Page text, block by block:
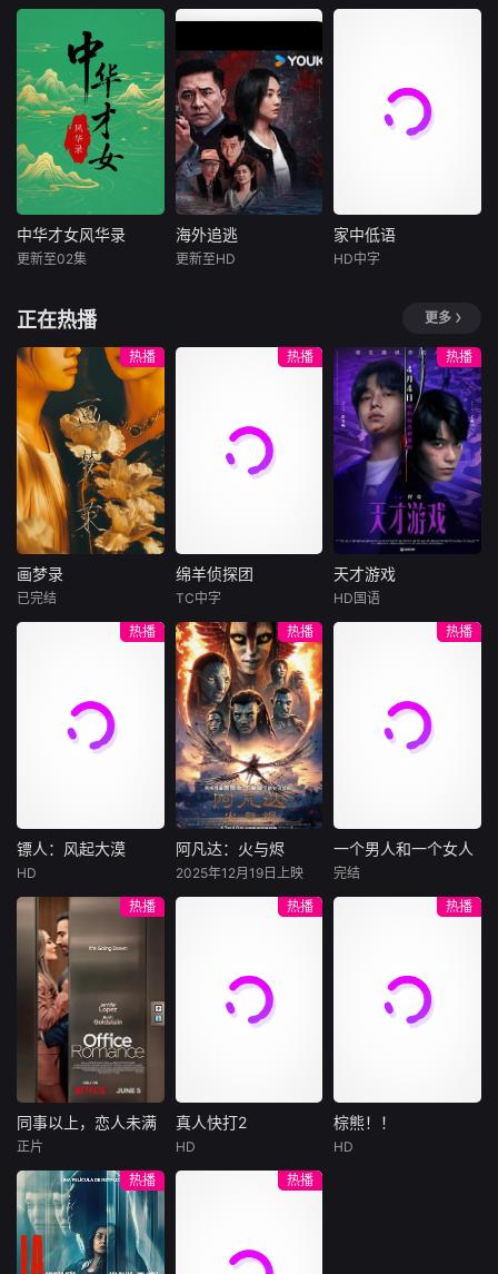
镇？巴尔的摩大桥
警？贝鲁特港口27
50吨硝酸铵，又为
何最终引发惊天爆
炸？节目以紧张如
灾难大片般的叙
事，逐层
令人扼腕的历史。
届亚洲国际青年电
影展
业求职后，他们选
择了逃离。从都市
到县城再到无人
区。这是一部关于
青年成长的故事，
当他们面对婚姻，
家庭，事业的时
候，他们依旧像没
有长大的孩子。可
时间不会听你解
释，它已经熟练的
将你送入人生的另
一般，指责对方的
奇闻大揭秘，社会
冷知识科普。
列夫的动画形象为
串联，带领观众了
解元素发现的历
史；认识对于宇宙
和我们最为重要的
氢、氧、碳、氮元
素；领略有毒元素
的威力以及它们的
功用；最活跃和最
不活跃的金属、非
天才，是冷兵器时
代最锋利的刃，是
君王手中最沉重的
上撑起了将倾的天
穹。然而，当硝烟
中华才女风华录
《中华才女风华
录》是一部全景展
示中国古代才女风
华的传记纪录片，
项目以真实史料为
根基，采用艺术化
讲述方式，运用古
代美学镜头，展现
8位享有较高声誉
的古代才女的风华
一生。
中华才女风华录
更新至02集
海外追逃
逃海外实施诈骗犯
警方合作，寻找掌
握犯罪证据的证人
自首，揭穿陈一武
的假身份，完成海
外追逃任
海外追逃
更新至HD
家中低语
重返突尼斯参
加叔叔葬礼的莉莉
亚，面对对她巴黎
生活尤其是感情生
活一无所知的家
人。当她决意查明
叔叔猝死真相时，
三代女性在缄默与
传统交织的屋檐下
共同生活的秘密逐
渐浮出水面。
家中低语
HD中字
正在热播 更多
热播
画梦录
许雁真，意外与身
陷危局的融汇银行
总账姜心羽产生交
将国宝名画低价卖
给外国人，许雁真
仿造名画、偷天换
日。几经波折，两
人联手在各方势力
的夹缝间巧妙周
旋，共历险阻，破
解重重困境。
画梦录
已完结
热播
绵羊侦探团
尼可拉斯·博朗
尼古拉斯·加利齐纳
牧羊人乔治
（休·杰克曼饰）最
爱给羊群读侦探小
说，没想到自己有
一天会离奇死亡。
他留下的3000万
巨额遗产，让每个
人貌似都有犯罪动
机。警察毫无头绪
“不务正业”迈出牧
绵羊侦探团
TC中字
热播
天才游戏
饰），被偏执富家
公子陈伦（丁禹兮
饰）选中，被迫踏
表、神秘女友全部
备齐，在陈伦的精
瞬间拥有顶配人
天才游戏
HD国语
热播
镖人：风起大漠
于适
大漠之上，镖人、
官府、西域五大家
族等多方势力盘根
错节、暗潮涌动。
“天字第二号逃犯”
刀马接下特殊押镖
任务，和同伴一起
从西域护镖远赴长
安。不料，他们的
护送对象竟是“天字
郎……天下熙熙皆
为利来，各方势力
闻风入局，抢镖厮
杀接连上演……
镖人：风起大漠
HD
热播
阿凡达：火与烬
与奈蒂莉一家的命
运起伏，在前作的
情感余波之上，深
连的情感纽带的历
程，从而将故事推
维度。此外，潘多
阿凡达：火与烬
2025年12月19日上映
热播
一个男人和一个女人
饰）飞机同时落
地，入住同一家酒
店，成为一墙之隔
陷入的困境，健
康、家庭、婚姻、
一个男人和一个女人
完结
热播
同事以上，恋人未满
布雷特·戈德斯坦
贝蒂·吉尔平
洛佩兹饰演的航空
公司 和戈德斯坦饰
同事以上，恋人未满
正片
热播
真人快打2
员强尼·凯奇（卡尔·
真人快打2
HD
热播
棕熊！！
棕熊！！
HD
热播
热播